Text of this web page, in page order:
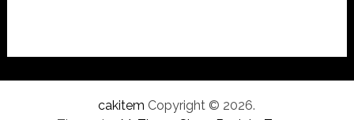
cakitem Copyright © 2026.